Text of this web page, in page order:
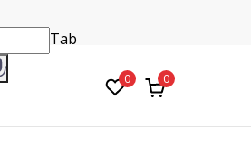
u prodavnici po vašem
Tab
0 0